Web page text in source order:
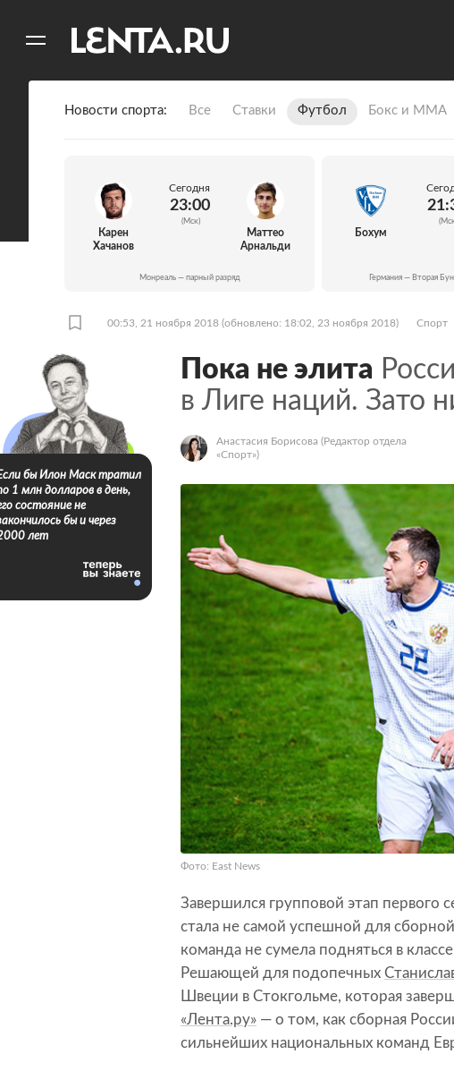
Новости спорта Все Ставки Футбол Бокс и ММА
Карен
Хачанов
Сегодня
23:00
(Мск)
Маттео
Арнальди
Монреаль — парный разряд
Бохум
Германия — Вторая
00:53, 21 ноября 2018 (обновлено: 18:02, 23 ноября 2018) Спорт
Пока не элита
в Лиге наций. Зато
Анастасия Борисова (Редактор отдела
«Спорт»)
Фото: East News
Завершился групповой этап первого
стала не самой успешной для
команда не сумела подняться в
Решающей для подопечных
Швеции в Стокгольме, которая
«Лента.ру» — о том, как сборная
сильнейших национальных команд
бы Илон Маск тратил
1 млн долларов в день,
состояние не
бы и через
лет